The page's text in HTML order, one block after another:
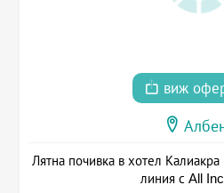
виж
Лятна почивка в хотел
линия с All